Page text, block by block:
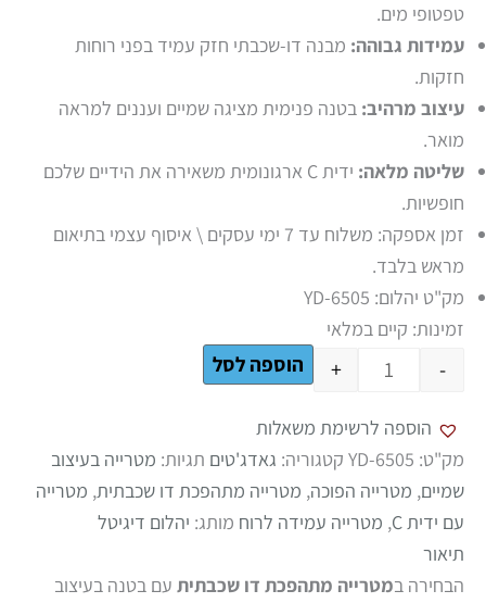
טפטופי מים.
עמידות גבוהה: מבנה דו-שכבתי חזק עמיד בפני רוחות
חזקות.
עיצוב מרהיב: בטנה פנימית מציגה שמיים ועננים למראה
מואר.
שליטה מלאה:
ידית C ארגונומית משאירה את הידיים שלכם
חופשיות.
זמן אספקה: משלוח עד 7 ימי עסקים \ איסוף עצמי בתיאום
מראש בלבד.
מק"ט יהלום: YD-6505
זמינות: קיים במלאי
-
+ הוספה לסל
הוספה לרשימת משאלות
מק"ט: YD-6505 קטגוריה: גאדג'טים תגיות: מטרייה בעיצוב
שמיים, מטרייה הפוכה, מטרייה מתהפכת דו שכבתית, מטרייה
עם ידית C
, מטרייה עמידה לרוח מותג: יהלום דיגיטל
תיאור
הבחירה במטרייה מתהפכת דו שכבתית עם בטנה בעיצוב